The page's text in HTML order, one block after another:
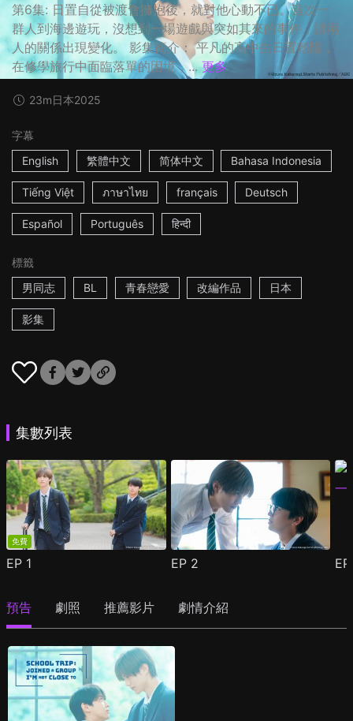
第6集: 日置自從被渡會擁抱後，就對他心動不已。這次一
群人到海邊遊玩，沒想到一場遊戲與突如其來的事件，讓兩
人的關係出現變化。 影集簡介： 平凡的高中生日置朝陽，
在修學旅行中面臨落單的困境，... 更多
23m日本2025
字幕
English
繁體中文 简体中文 Bahasa Indonesia
Tiếng Việt ภาษาไทย français Deutsch
Español Português हिन्दी
標籤
男同志
BL 青春戀愛 改編作品 日本
影集
集數列表
免費
EP 1 EP 2
預告 劇照 推薦影片 劇情介紹